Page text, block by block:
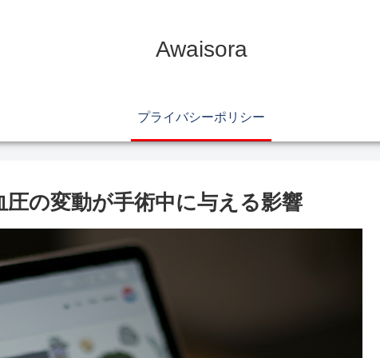
Awaisora
プライバシーポリシー
の変動が手術中に与える影響